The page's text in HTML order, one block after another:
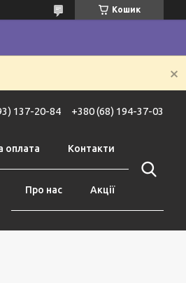
Кошик
137-20-84 +380 (68) 194-37-03
оплата Контакти
Про нас Акції